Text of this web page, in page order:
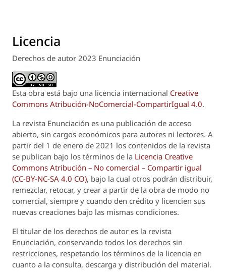
Licencia
Derechos de autor 2023 Enunciación
Esta obra está bajo una licencia internacional Creative
Commons Atribución-NoComercial-CompartirIgual 4.0.
La revista Enunciación es una publicación de acceso
abierto, sin cargos económicos para autores ni lectores. A
partir del 1 de enero de 2021 los contenidos de la revista
se publican bajo los términos de la Licencia Creative
Commons Atribución – No comercial – Compartir igual
(CC-BY-NC-SA 4.0 CO), bajo la cual otros podrán distribuir,
remezclar, retocar, y crear a partir de la obra de modo no
comercial, siempre y cuando den crédito y licencien sus
nuevas creaciones bajo las mismas condiciones.
El titular de los derechos de autor es la revista
Enunciación, conservando todos los derechos sin
restricciones, respetando los términos de la licencia en
cuanto a la consulta, descarga y distribución del material.